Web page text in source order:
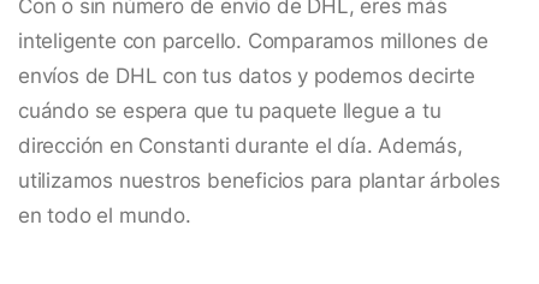
Con o sin número de envío de DHL, eres más
inteligente con parcello. Comparamos millones de
envíos de DHL con tus datos y podemos decirte
cuándo se espera que tu paquete llegue a tu
dirección en Constanti durante el día. Además,
utilizamos nuestros beneficios para plantar árboles
en todo el mundo.